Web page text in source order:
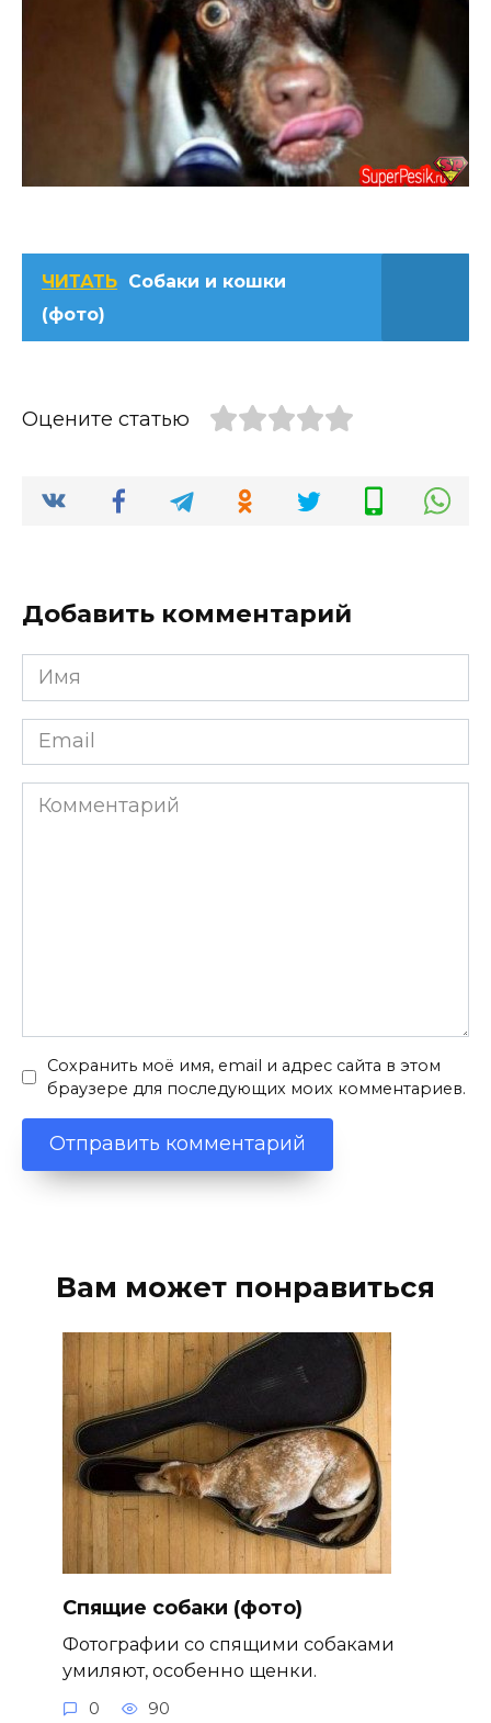
ЧИТАТЬ Собаки и кошки
(фото)
Оцените статью
Добавить комментарий
Имя
*
Email
*
Комментарий
Сохранить моё имя, email и адрес сайта в этом
браузере для последующих моих комментариев.
Вам может понравиться
Спящие собаки (фото)
Фотографии со спящими собаками
умиляют, особенно щенки.
0 90